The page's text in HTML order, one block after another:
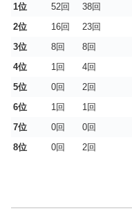
1位
52回 38回
2位
16回 23回
3位
8回 8回
4位
1回 4回
5位
0回 2回
6位
1回 1回
7位
0回 0回
8位
0回 2回